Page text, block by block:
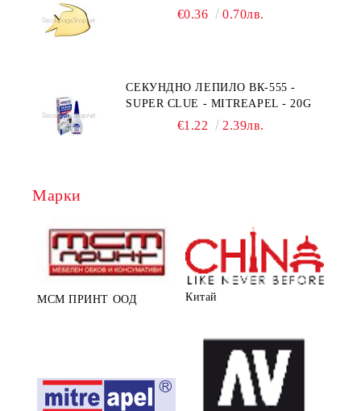
€0.36 0.70лв.
СЕКУНДНО ЛЕПИЛО ВК-555 -
SUPER CLUE - MITREAPEL - 20G
€1.22 2.39лв.
Марки
МСМ ПРИНТ ООД Китай